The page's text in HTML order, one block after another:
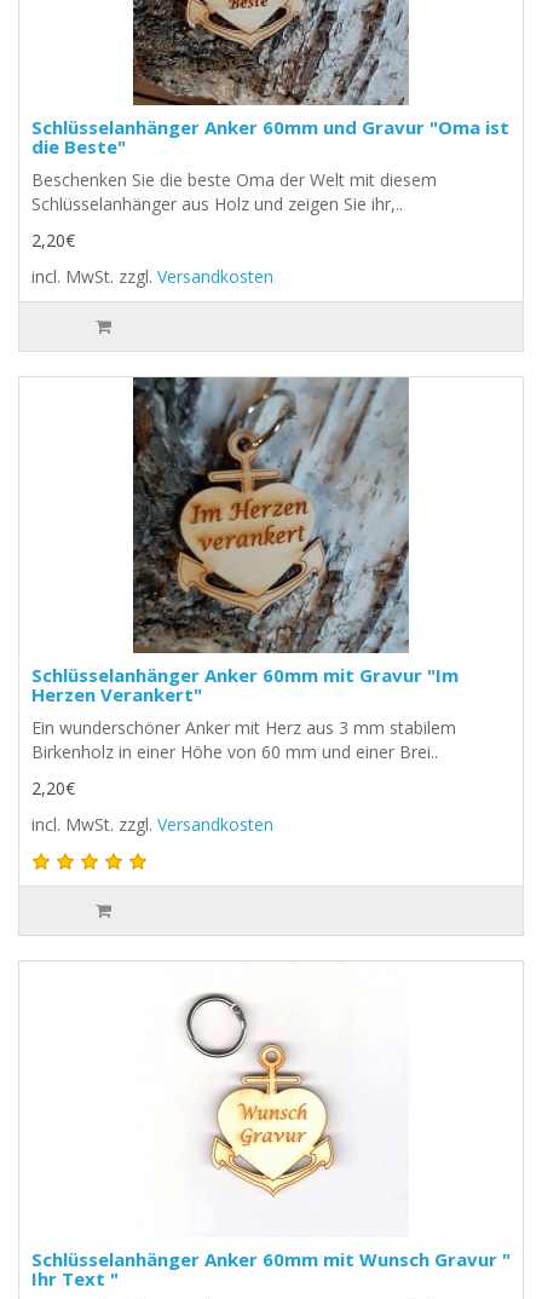
Schlüsselanhänger Anker 60mm und Gravur "Oma ist
die Beste"
Beschenken Sie die beste Oma der Welt mit diesem
Schlüsselanhänger aus Holz und zeigen Sie ihr,..
2,20€
incl. MwSt. zzgl. Versandkosten
Schlüsselanhänger Anker 60mm mit Gravur "Im
Herzen Verankert"
Ein wunderschöner Anker mit Herz aus 3 mm stabilem
Birkenholz in einer Höhe von 60 mm und einer Brei..
2,20€
incl. MwSt. zzgl. Versandkosten
Schlüsselanhänger Anker 60mm mit Wunsch Gravur "
Ihr Text "